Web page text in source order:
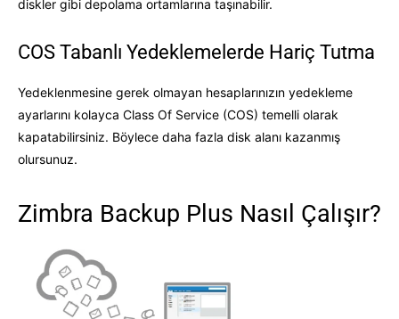
diskler gibi depolama ortamlarına taşınabilir.
COS Tabanlı Yedeklemelerde Hariç Tutma
Yedeklenmesine gerek olmayan hesaplarınızın yedekleme
ayarlarını kolayca Class Of Service (COS) temelli olarak
kapatabilirsiniz. Böylece daha fazla disk alanı kazanmış
olursunuz.
Zimbra Backup Plus Nasıl Çalışır?